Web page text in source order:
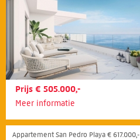
Prijs € 505.000,-
Meer informatie
Appartement San Pedro Playa € 617.000,-